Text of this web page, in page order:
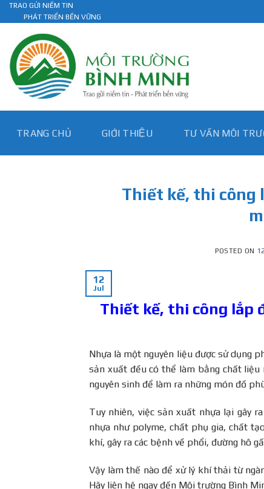
Skip
to
content
TRAO GỬI NIỀM TIN
PHÁT TRIỂN BỀN VỮNG
TRANG CHỦ GIỚI THIỆU TƯ VẤN MÔI
Thiết kế, thi công
POSTED ON
12
Jul
Thiết kế, thi công lắp
Nhựa là một nguyên liệu được sử dụng
sản xuất đều có thể làm bằng chất liệu
nguyên sinh để làm ra những món đồ
Tuy nhiên, việc sản xuất nhựa lại gây
nhựa như polyme, chất phụ gia, chất
khí, gây ra các bệnh về phổi, đường hô
Vậy làm thế nào để xử lý khí thải từ
Hãy liên hệ ngay đến Môi trường Bình